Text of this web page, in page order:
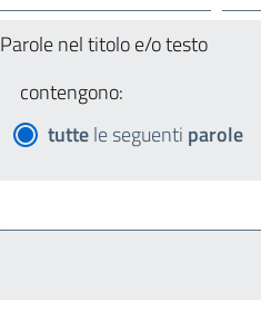
Parole nel titolo e/o testo
contengono:
tuttele seguenti parole